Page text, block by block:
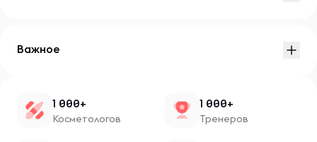
Важное
1 000+
Косметологов
1 000+
Тренеров